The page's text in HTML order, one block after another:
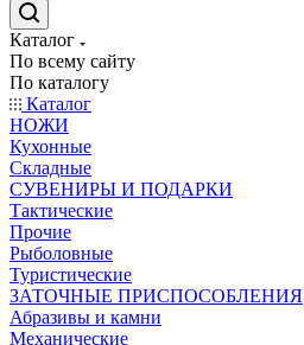
Каталог
По всему сайту
По каталогу
Каталог
НОЖИ
Кухонные
Складные
СУВЕНИРЫ И ПОДАРКИ
Тактические
Прочие
Рыболовные
Туристические
ЗАТОЧНЫЕ ПРИСПОСОБЛЕНИЯ
Абразивы и камни
Механические